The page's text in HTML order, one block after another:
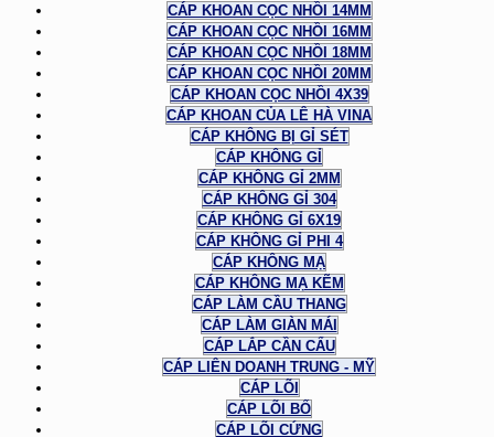
CÁP KHOAN CỌC NHỒI 14MM
CÁP KHOAN CỌC NHỒI 16MM
CÁP KHOAN CỌC NHỒI 18MM
CÁP KHOAN CỌC NHỒI 20MM
CÁP KHOAN CỌC NHỒI 4X39
CÁP KHOAN CỦA LÊ HÀ VINA
CÁP KHÔNG BỊ GỈ SÉT
CÁP KHÔNG GỈ
CÁP KHÔNG GỈ 2MM
CÁP KHÔNG GỈ 304
CÁP KHÔNG GỈ 6X19
CÁP KHÔNG GỈ PHI 4
CÁP KHÔNG MẠ
CÁP KHÔNG MẠ KẼM
CÁP LÀM CẦU THANG
CÁP LÀM GIÀN MÁI
CÁP LẮP CẦN CẨU
CÁP LIÊN DOANH TRUNG - MỸ
CÁP LÕI
CÁP LÕI BỐ
CÁP LÕI CỨNG